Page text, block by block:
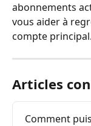
abonnements
vous aider à
compte principal.
Articles
Comment